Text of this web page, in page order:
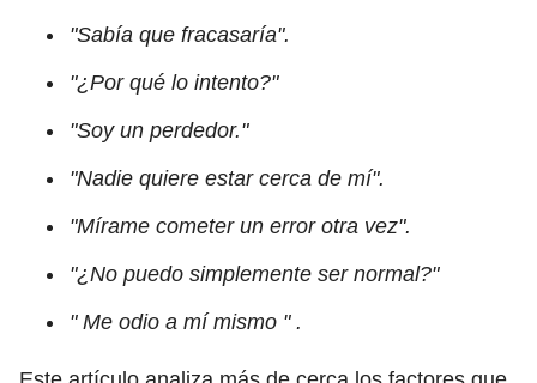
"Sabía que fracasaría".
"¿Por qué lo intento?"
"Soy un perdedor."
"Nadie quiere estar cerca de mí".
"Mírame cometer un error otra vez".
"¿No puedo simplemente ser normal?"
" Me odio a mí mismo " .